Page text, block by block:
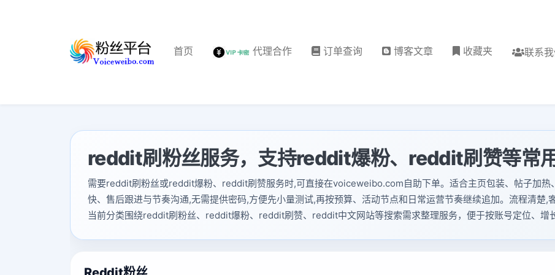
首页 代理合作 订单查询 博客文章 收藏夹 联系我
reddit刷粉丝服务，支持reddit爆粉、reddit刷赞等常
需要reddit刷粉丝或reddit爆粉、reddit刷赞服务时,可直接在voiceweibo.com自助下单。适合主页包装、帖子加热
快、售后跟进与节奏沟通,无需提供密码,方便先小量测试,再按预算、活动节点和日常运营节奏继续追加。流程清楚,
当前分类围绕reddit刷粉丝、reddit爆粉、reddit刷赞、reddit中文网站等搜索需求整理服务，便于按账号定位、增